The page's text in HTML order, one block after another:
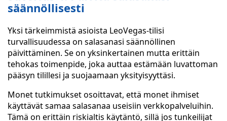
säännöllisesti
Yksi tärkeimmistä asioista LeoVegas-tilisi
turvallisuudessa on salasanasi säännöllinen
päivittäminen. Se on yksinkertainen mutta erittäin
tehokas toimenpide, joka auttaa estämään luvattoman
pääsyn tilillesi ja suojaamaan yksityisyyttäsi.
Monet tutkimukset osoittavat, että monet ihmiset
käyttävät samaa salasanaa useisiin verkkopalveluihin.
Tämä on erittäin riskialtis käytäntö, sillä jos tunkeilijat